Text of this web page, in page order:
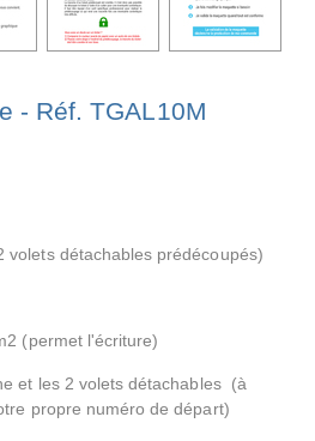
- Réf. TGAL10M
volets détachables prédécoupés)
(permet l'écriture)
et les 2 volets détachables (à
propre numéro de départ)